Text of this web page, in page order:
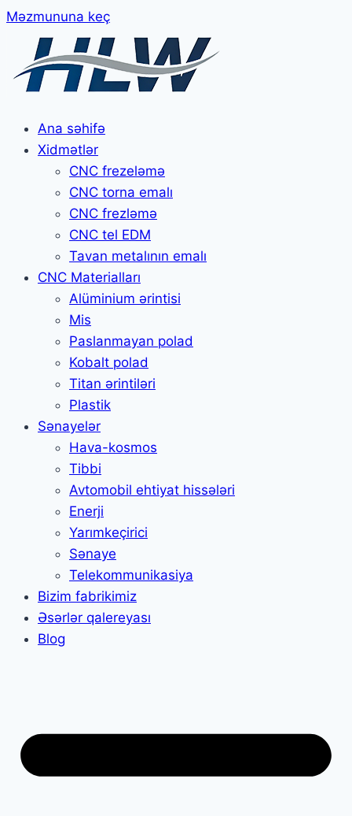
Məzmununa keç
Ana səhifə
Xidmətlər
CNC frezeləmə
CNC torna emalı
CNC frezləmə
CNC tel EDM
Tavan metalının emalı
CNC Materialları
Alüminium ərintisi
Mis
Paslanmayan polad
Kobalt polad
Titan ərintiləri
Plastik
Sənayelər
Hava-kosmos
Tibbi
Avtomobil ehtiyat hissələri
Enerji
Yarımkeçirici
Sənaye
Telekommunikasiya
Bizim fabrikimiz
Əsərlər qalereyası
Blog